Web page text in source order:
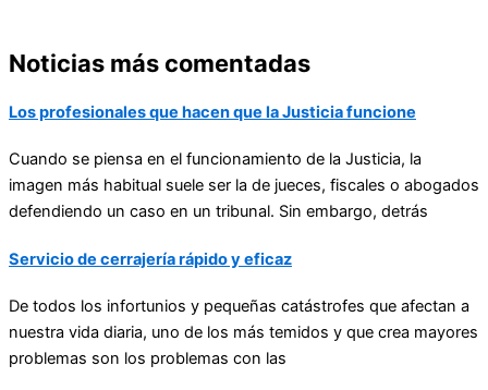
Noticias más comentadas
Los profesionales que hacen que la Justicia funcione
Cuando se piensa en el funcionamiento de la Justicia, la
imagen más habitual suele ser la de jueces, fiscales o abogados
defendiendo un caso en un tribunal. Sin embargo, detrás
Servicio de cerrajería rápido y eficaz
De todos los infortunios y pequeñas catástrofes que afectan a
nuestra vida diaria, uno de los más temidos y que crea mayores
problemas son los problemas con las